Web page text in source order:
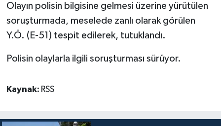
Olayın polisin bilgisine gelmesi üzerine yürütülen
soruşturmada, meselede zanlı olarak görülen
Y.Ö. (E-51) tespit edilerek, tutuklandı.
Polisin olaylarla ilgili soruşturması sürüyor.
Kaynak: RSS